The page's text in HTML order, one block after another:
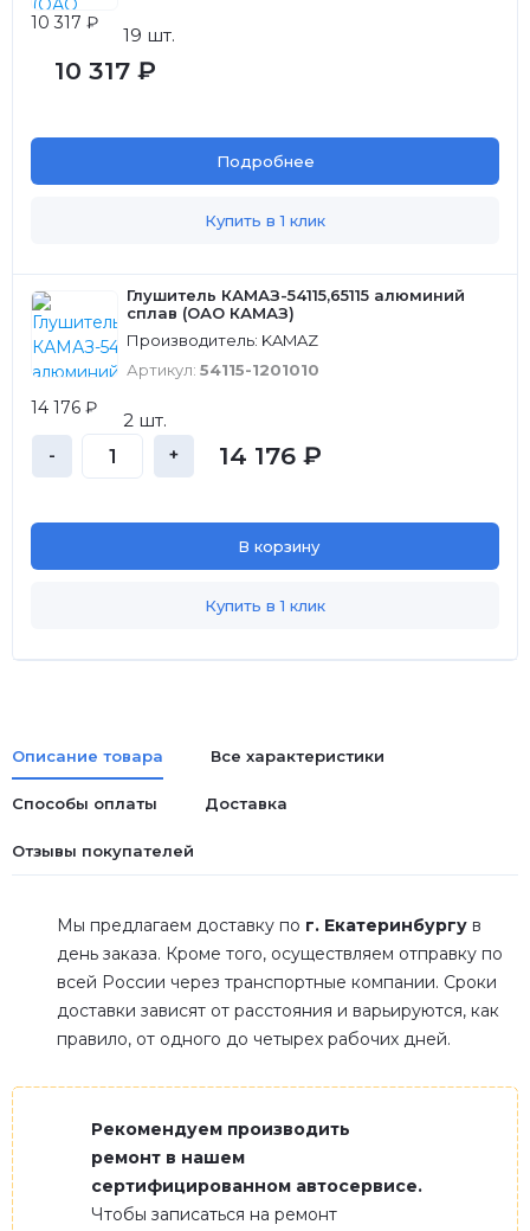
10 317 ₽
19 шт.
10 317 ₽
Подробнее
Купить в 1 клик
Глушитель КАМАЗ-54115,65115 алюминий
сплав (ОАО КАМАЗ)
Производитель: KAMAZ
Артикул: 54115-1201010
14 176 ₽
2 шт.
- + 14 176 ₽
В корзину
Купить в 1 клик
Описание товара Все характеристики
Способы оплаты Доставка
Отзывы покупателей
Мы предлагаем доставку по г. Екатеринбургу в
день заказа. Кроме того, осуществляем отправку по
всей России через транспортные компании. Сроки
доставки зависят от расстояния и варьируются, как
правило, от одного до четырех рабочих дней.
Рекомендуем производить
ремонт в нашем
сертифицированном автосервисе.
Чтобы записаться на ремонт